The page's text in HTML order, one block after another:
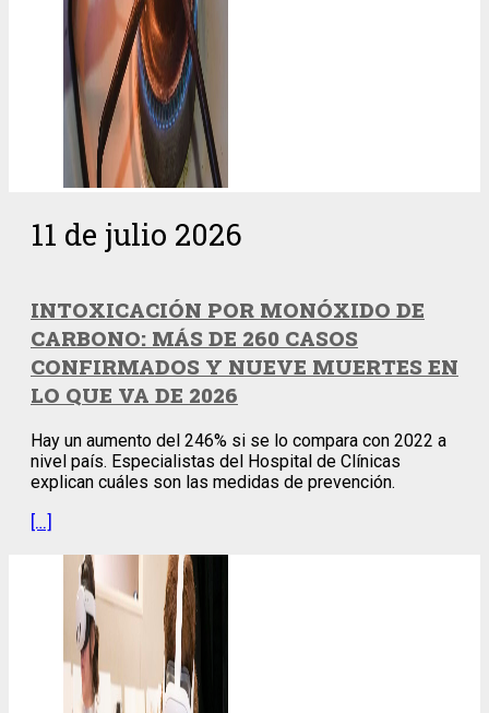
11 de julio 2026
INTOXICACIÓN POR MONÓXIDO DE
CARBONO: MÁS DE 260 CASOS
CONFIRMADOS Y NUEVE MUERTES EN
LO QUE VA DE 2026
Hay un aumento del 246% si se lo compara con 2022 a
nivel país. Especialistas del Hospital de Clínicas
explican cuáles son las medidas de prevención.
[…]